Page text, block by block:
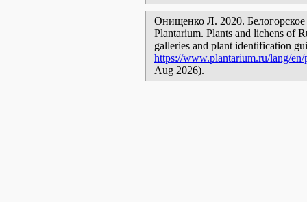
Онищенко Л. 2020. Белогорское
Plantarium. Plants and lichens of
galleries and plant identification
https://www.plantarium.ru/lang/
Aug 2026).